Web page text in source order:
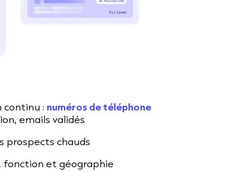
continu : numéros de téléphone
emails validés
prospects chauds
fonction et géographie